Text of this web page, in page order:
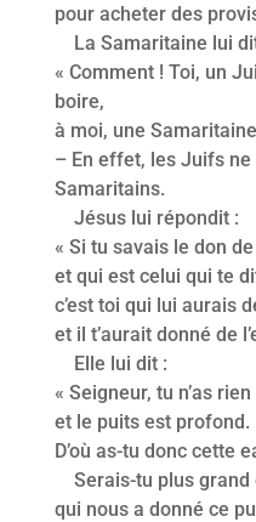
pour acheter des
La Samaritaine lui
« Comment ! Toi, un
boire,
à moi, une
– En effet, les Juifs
Samaritains.
Jésus lui répondit :
« Si tu savais le don
et qui est celui qui te
c’est toi qui lui aurais
et il t’aurait donné de
Elle lui dit :
« Seigneur, tu n’as
et le puits est profond.
D’où as-tu donc cette
Serais-tu plus grand
qui nous a donné ce